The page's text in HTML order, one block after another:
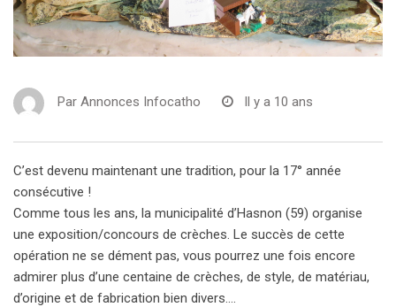
Par Annonces Infocatho Il y a 10 ans
C’est devenu maintenant une tradition, pour la 17° année
consécutive !
Comme tous les ans, la municipalité d’Hasnon (59) organise
une exposition/concours de crèches. Le succès de cette
opération ne se dément pas, vous pourrez une fois encore
admirer plus d’une centaine de crèches, de style, de matériau,
d’origine et de fabrication bien divers….